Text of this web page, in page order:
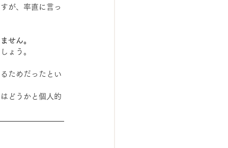
が、率直に言っ
せん。
ょう。
ためだったとい
どうかと個人的